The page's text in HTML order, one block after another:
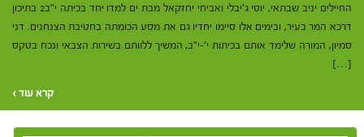
החיילים יניב שבתאי, יוסי ג'יבלי ואביחי יחזקאל מבת ים למדו יחד בכיתה י"ב2 בתיכון
דרכא המר בעיר, ובימים אלו סיימו יחדיו גם את מסע הכומתה בחטיבת הצנחנים. דני
סמיון, המורה שלימד אותם בכיתות י'-י"ב, המשיך ללוותם בשירות הצבאי ונכח בטקס
[…]
קרא עוד ›